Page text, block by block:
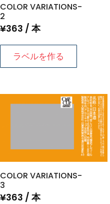
COLOR VARIATIONS-
2
¥363 / 本
ラベルを作る
COLOR VARIATIONS-
3
¥363 / 本